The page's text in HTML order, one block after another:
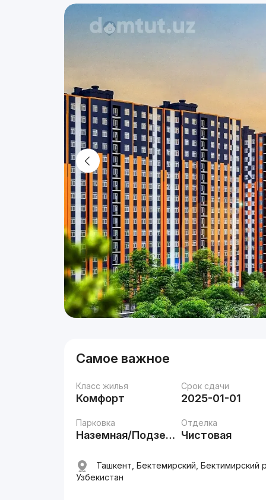
Самое важное
Класс жилья
Комфорт
Срок сдачи
2025-01-01
Парковка
Наземная/Подземная
Отделка
Чистовая
Ташкент, Бектемирский, Бектимирский
Узбекистан